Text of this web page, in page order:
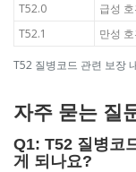
T52 질병코드 관련 보장
T52.0 급성
T52.1
만성
자주 묻는 질
Q1: T52 질병코
게 되나요?